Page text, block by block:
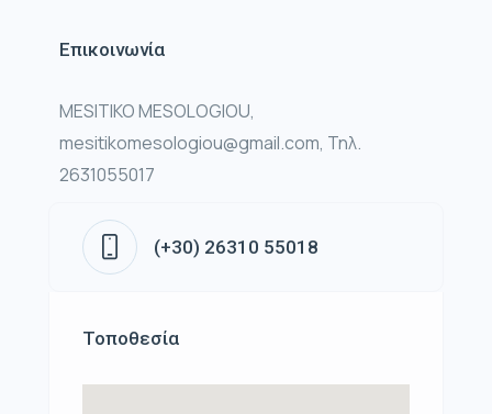
Επικοινωνία
MESITIKO MESOLOGIOU,
mesitikomesologiou@gmail.com, Τηλ.
2631055017
(+30) 26310 55018
Τοποθεσία